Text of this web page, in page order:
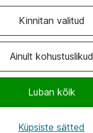
Ainult kohustuslikud
Luban kõik
Kinnitan valitud
Küpsiste sätted